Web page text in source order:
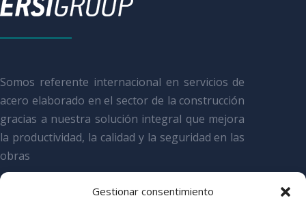
Gestionar consentimiento
Somos referente internacional en servicios de
acero elaborado en el sector de la construcción
gracias a nuestra solución integral que mejora
la productividad, la calidad y la seguridad en las
obras
DÓNDE ESTAMOS